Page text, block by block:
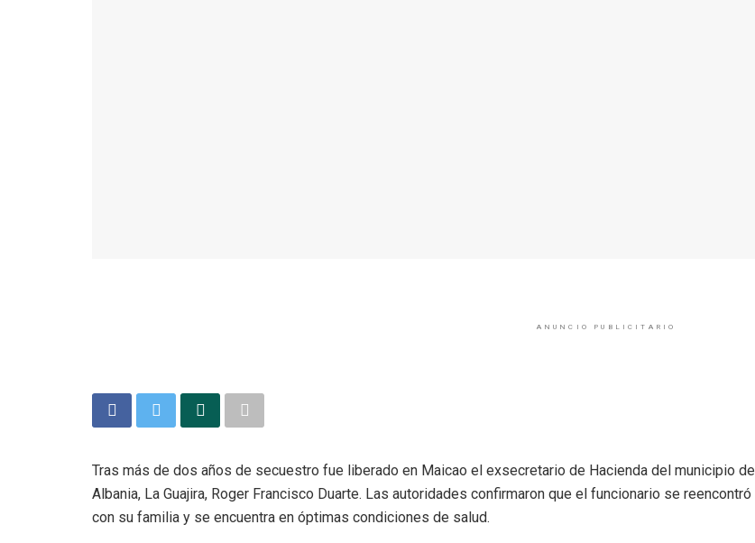
ANUNCIO PUBLICITARIO
Tras más de dos años de secuestro fue liberado en Maicao el exsecretario de Hacienda del municipio de
Albania, La Guajira, Roger Francisco Duarte. Las autoridades confirmaron que el funcionario se reencontró
con su familia y se encuentra en óptimas condiciones de salud.